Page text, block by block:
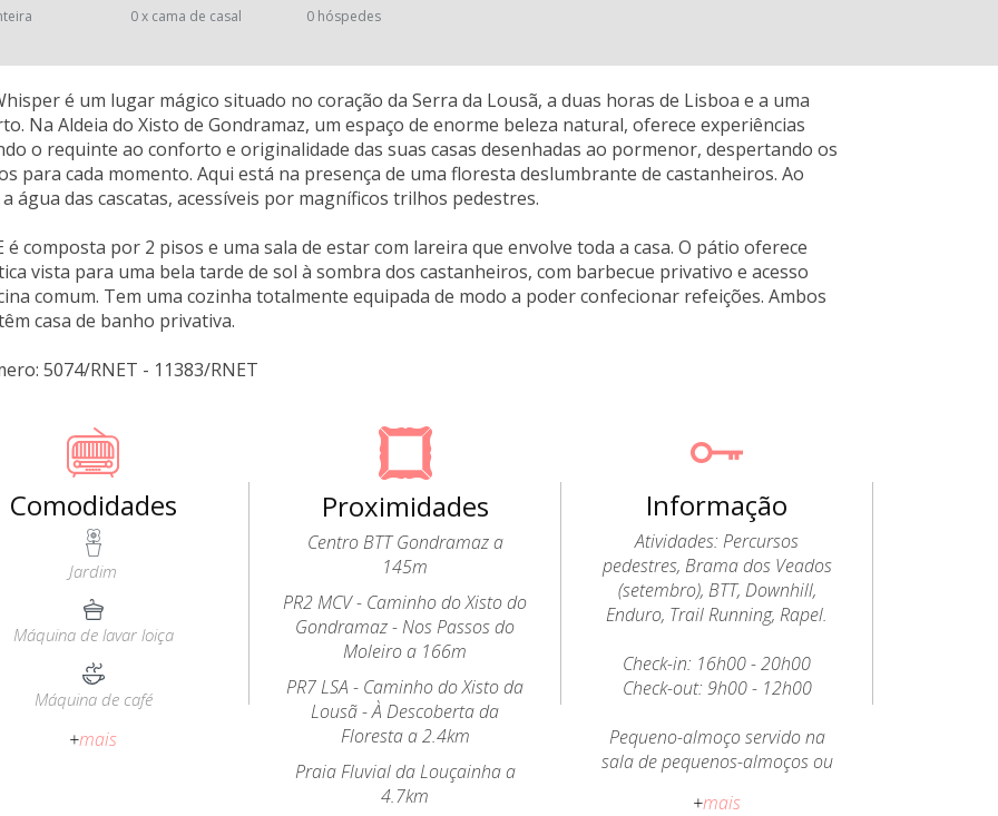
0 x cama de casal 0 hóspedes
é um lugar mágico situado no coração da Serra da Lousã, a duas horas de Lisboa e a uma
Na Aldeia do Xisto de Gondramaz, um espaço de enorme beleza natural, oferece experiências
o requinte ao conforto e originalidade das suas casas desenhadas ao pormenor, despertando os
para cada momento. Aqui está na presença de uma floresta deslumbrante de castanheiros. Ao
água das cascatas, acessíveis por magníficos trilhos pedestres.
é composta por 2 pisos e uma sala de estar com lareira que envolve toda a casa. O pátio oferece
vista para uma bela tarde de sol à sombra dos castanheiros, com barbecue privativo e acesso
comum. Tem uma cozinha totalmente equipada de modo a poder confecionar refeições. Ambos
casa de banho privativa.
5074/RNET - 11383/RNET
Comodidades
Jardim
Máquina de lavar loiça
Máquina de café
+mais
Proximidades
Centro BTT Gondramaz a
145m
PR2 MCV - Caminho do Xisto do
Gondramaz - Nos Passos do
Moleiro a 166m
PR7 LSA - Caminho do Xisto da
Lousã - À Descoberta da
Floresta a 2.4km
Praia Fluvial da Louçainha a
4.7km
Informação
Atividades: Percursos
pedestres, Brama dos Veados
(setembro), BTT, Downhill,
Enduro, Trail Running, Rapel.
Check-in: 16h00 - 20h00
Check-out: 9h00 - 12h00
Pequeno-almoço servido na
sala de pequenos-almoços ou
+mais